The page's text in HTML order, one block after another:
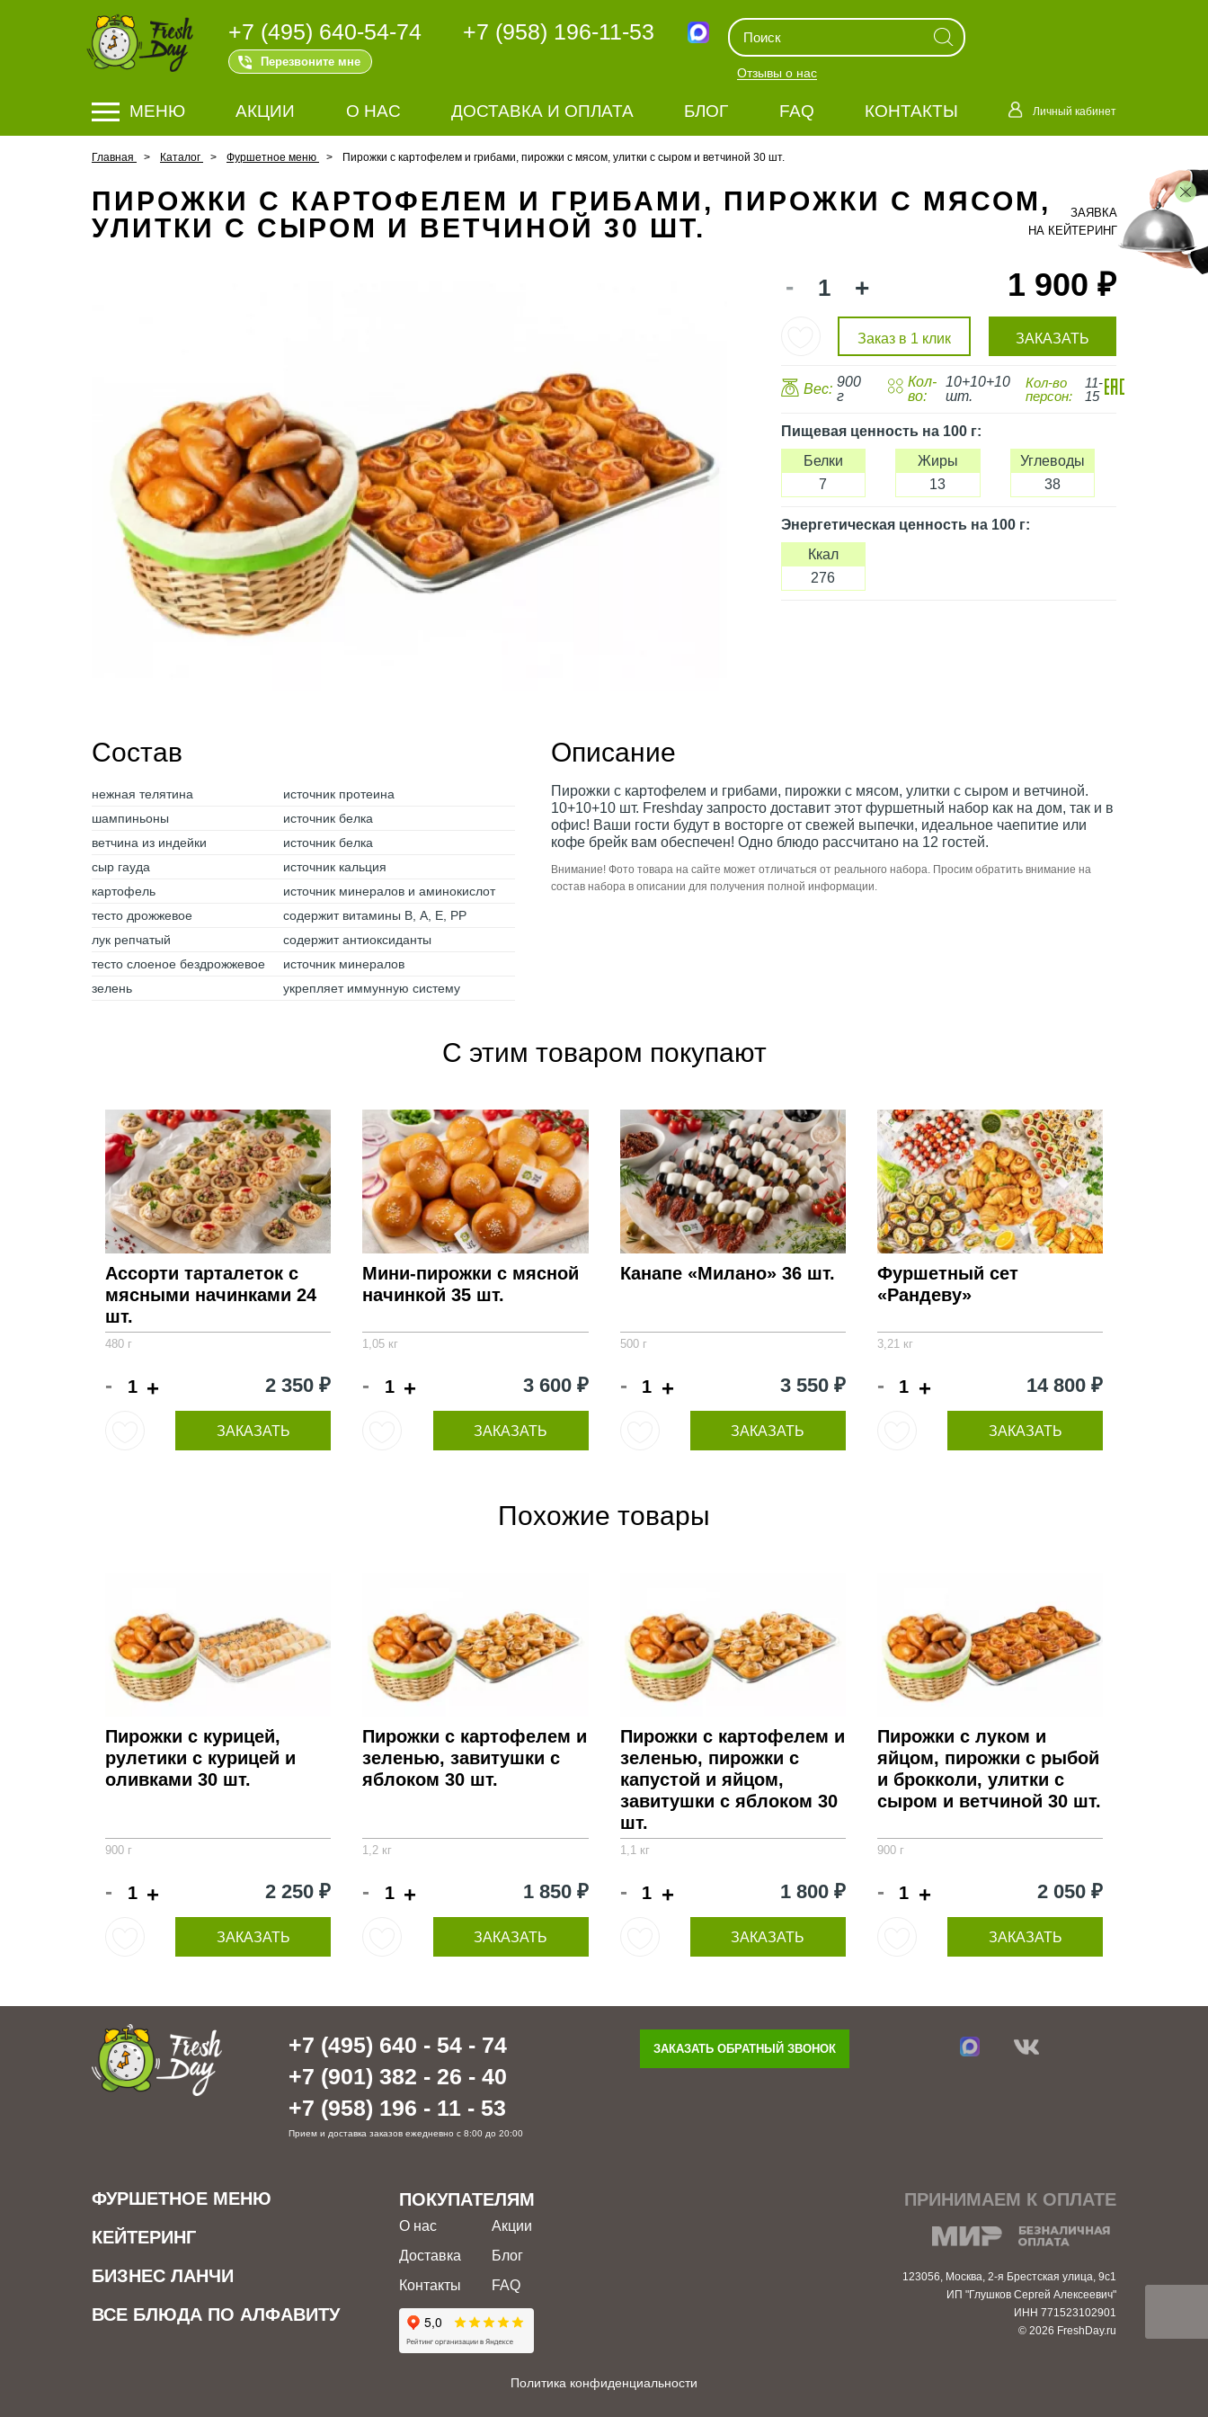
+7 (495) 640-54-74
Перезвоните мне
+7 (958) 196-11-53
Отзывы о нас
МЕНЮ АКЦИИ О НАС ДОСТАВКА И ОПЛАТА БЛОГ FAQ КОНТАКТЫ Личный кабинет
Главная Каталог Фуршетное меню Пирожки с картофелем и грибами, пирожки с мясом, улитки с сыром и ветчиной 30 шт.
ПИРОЖКИ С КАРТОФЕЛЕМ И ГРИБАМИ, ПИРОЖКИ С МЯСОМ,
УЛИТКИ С СЫРОМ И ВЕТЧИНОЙ 30 ШТ.
- + 1 900 ₽
Заказ в 1 клик ЗАКАЗАТЬ
Вес: 900
г
Кол-
во:
10+10+10
шт.
Кол-во
персон:
11-
15
Пищевая ценностьна 100 г:
Белки
7
Жиры
13
Углеводы
38
Энергетическая ценностьна 100 г:
Ккал
276
Состав
нежная телятина
источник протеина
шампиньоны
источник белка
ветчина из индейки
источник белка
сыр гауда
источник кальция
картофель
источник минералов и аминокислот
тесто дрожжевое
содержит витамины В, А, Е, РР
лук репчатый
содержит антиоксиданты
тесто слоеное бездрожжевое
источник минералов
зелень
укрепляет иммунную систему
Описание
Пирожки с картофелем и грибами, пирожки с мясом, улитки с сыром и ветчиной.
10+10+10 шт. Freshday запросто доставит этот фуршетный набор как на дом, так и в
офис! Ваши гости будут в восторге от свежей выпечки, идеальное чаепитие или
кофе брейк вам обеспечен! Одно блюдо рассчитано на 12 гостей.
Внимание! Фото товара на сайте может отличаться от реального набора. Просим обратить внимание на
состав набора в описании для получения полной информации.
С этим товаром покупают
Ассорти тарталеток с
мясными начинками 24
шт.
480 г
- + 2 350 ₽
ЗАКАЗАТЬ
Мини-пирожки с мясной
начинкой 35 шт.
1,05 кг
- + 3 600 ₽
ЗАКАЗАТЬ
Канапе «Милано» 36 шт.
500 г
- + 3 550 ₽
ЗАКАЗАТЬ
Фуршетный сет
«Рандеву»
3,21 кг
- + 14 800 ₽
ЗАКАЗАТЬ
Похожие товары
Пирожки с курицей,
рулетики с курицей и
оливками 30 шт.
900 г
- + 2 250 ₽
ЗАКАЗАТЬ
Пирожки с картофелем и
зеленью, завитушки с
яблоком 30 шт.
1,2 кг
- + 1 850 ₽
ЗАКАЗАТЬ
Пирожки с картофелем и
зеленью, пирожки с
капустой и яйцом,
завитушки с яблоком 30
шт.
1,1 кг
- + 1 800 ₽
ЗАКАЗАТЬ
Пирожки с луком и
яйцом, пирожки с рыбой
и брокколи, улитки с
сыром и ветчиной 30 шт.
900 г
- + 2 050 ₽
ЗАКАЗАТЬ
+7 (495) 640 - 54 - 74
+7 (901) 382 - 26 - 40
+7 (958) 196 - 11 - 53
Прием и доставка заказов ежедневно с 8:00 до 20:00
ЗАКАЗАТЬ ОБРАТНЫЙ ЗВОНОК
ФУРШЕТНОЕ МЕНЮ
КЕЙТЕРИНГ
БИЗНЕС ЛАНЧИ
ВСЕ БЛЮДА ПО АЛФАВИТУ
ПОКУПАТЕЛЯМ
О нас
Доставка
Контакты
Акции
Блог
FAQ
ПРИНИМАЕМ К ОПЛАТЕ
123056, Москва, 2-я Брестская улица, 9с1
ИП "Глушков Сергей Алексеевич"
ИНН 771523102901
© 2026 FreshDay.ru
Политика конфиденциальности
ЗАЯВКА
НА КЕЙТЕРИНГ